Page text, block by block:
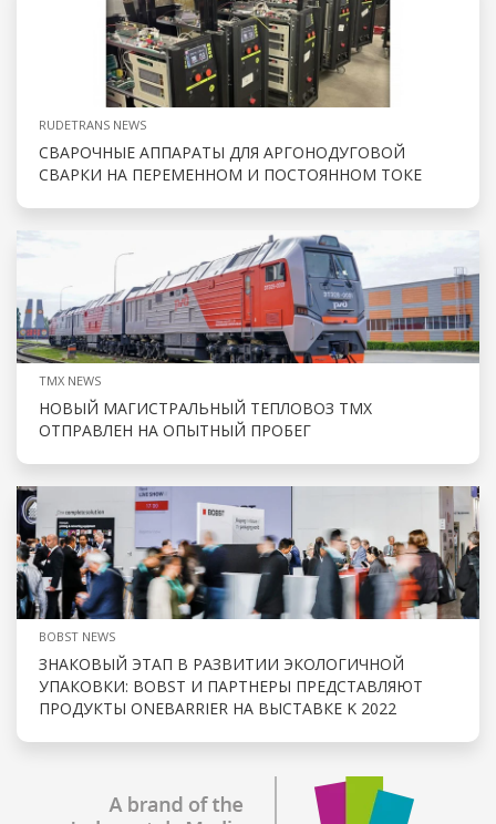
RUDETRANS NEWS
СВАРОЧНЫЕ АППАРАТЫ ДЛЯ АРГОНОДУГОВОЙ
СВАРКИ НА ПЕРЕМЕННОМ И ПОСТОЯННОМ ТОКЕ
TMX NEWS
НОВЫЙ МАГИСТРАЛЬНЫЙ ТЕПЛОВОЗ ТМХ
ОТПРАВЛЕН НА ОПЫТНЫЙ ПРОБЕГ
BOBST NEWS
ЗНАКОВЫЙ ЭТАП В РАЗВИТИИ ЭКОЛОГИЧНОЙ
УПАКОВКИ: BOBST И ПАРТНЕРЫ ПРЕДСТАВЛЯЮТ
ПРОДУКТЫ ONEBARRIER НА ВЫСТАВКЕ K 2022